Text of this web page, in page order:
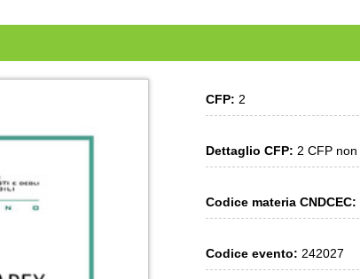
CFP: 2
Dettaglio CFP: 2 CFP
Codice materia CNDCEC:
Codice evento: 242027